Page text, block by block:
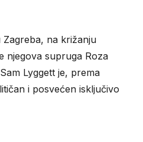
Zagreba, na križanju
njegova supruga Roza
Lyggett je, prema
i posvećen isključivo